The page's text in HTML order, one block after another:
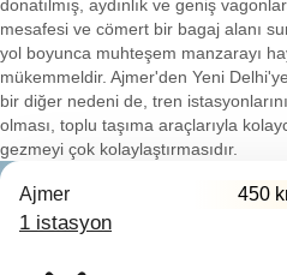
donatılmış, aydınlık ve geniş
mesafesi ve cömert bir bagaj alanı
yol boyunca muhteşem manzarayı
mükemmeldir. Ajmer'den Yeni
bir diğer nedeni de, tren
olması, toplu taşıma araçlarıyla
gezmeyi çok kolaylaştırmasıdır.
Ajmer 450
1 istasyon